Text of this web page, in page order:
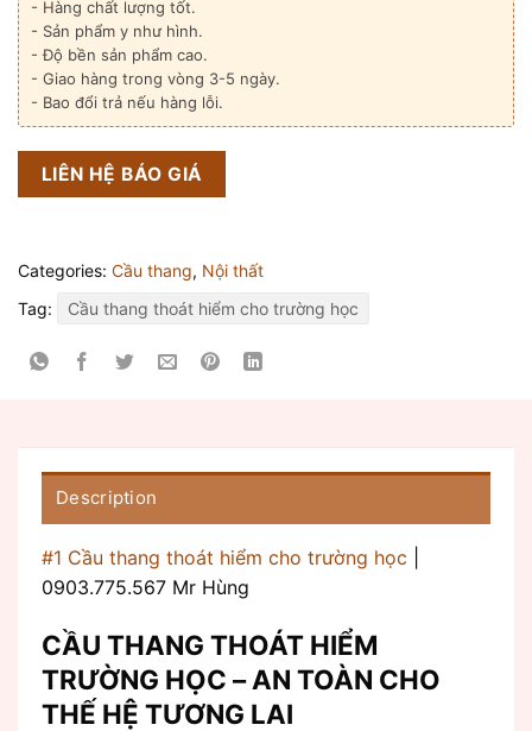
- Hàng chất lượng tốt.
- Sản phẩm y như hình.
- Độ bền sản phẩm cao.
- Giao hàng trong vòng 3-5 ngày.
- Bao đổi trả nếu hàng lỗi.
LIÊN HỆ BÁO GIÁ
Categories: Cầu thang, Nội thất
Tag:
Cầu thang thoát hiểm cho trường học
Description
#1 Cầu thang thoát hiểm cho trường học
0903.775.567 Mr Hùng
CẦU THANG THOÁT HIỂM
TRƯỜNG HỌC – AN TOÀN CHO
THẾ HỆ TƯƠNG LAI